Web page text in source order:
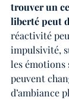
trouver un
liberté peut
réactivité
impulsivité,
les émotions
peuvent
d’ambiance